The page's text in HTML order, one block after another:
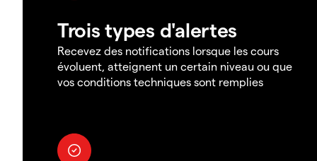
Trois types d'alertes
Recevez des notifications lorsque les cours
évoluent, atteignent un certain niveau ou que
vos conditions techniques sont remplies